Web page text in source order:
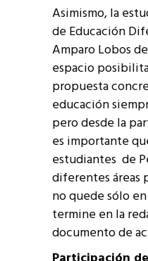
Asimismo, la
de Educación
Amparo Lobos
espacio
propuesta
educación
pero desde la
es importante
estudiantes de
diferentes áreas
no quede sólo
termine en la
documento de